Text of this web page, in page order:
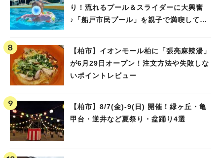
り！流れるプール＆スライダーに大興奮
♪「船戸市民プール」を親子で満喫してき
【柏市】イオンモール柏に「張亮麻辣湯」
が6月29日オープン！注文方法や失敗しな
いポイントレビュー
【柏市】8/7(金)‐9(日) 開催！緑ヶ丘・亀
甲台・逆井など夏祭り・盆踊り4選